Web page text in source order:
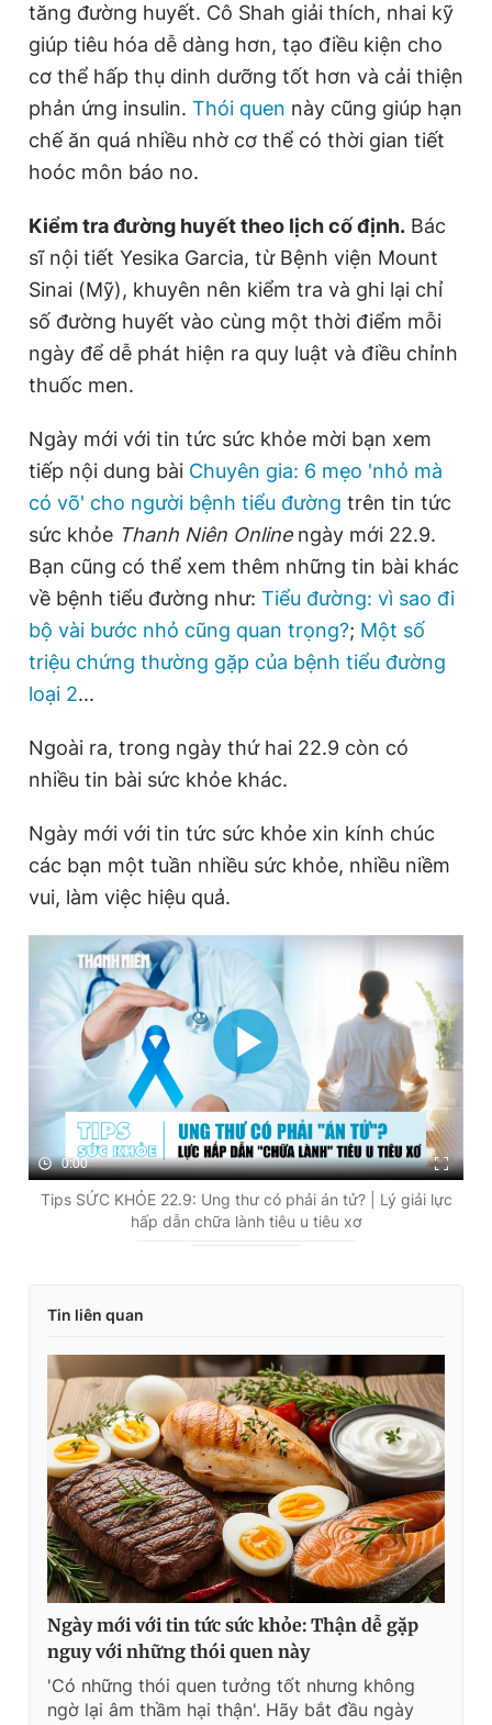
tăng đường huyết. Cô Shah giải thích, nhai kỹ
giúp tiêu hóa dễ dàng hơn, tạo điều kiện cho
cơ thể hấp thụ dinh dưỡng tốt hơn và cải thiện
phản ứng insulin. Thói quen này cũng giúp hạn
chế ăn quá nhiều nhờ cơ thể có thời gian tiết
hoóc môn báo no.
Kiểm tra đường huyết theo lịch cố định. Bác
sĩ nội tiết Yesika Garcia, từ Bệnh viện Mount
Sinai (Mỹ), khuyên nên kiểm tra và ghi lại chỉ
số đường huyết vào cùng một thời điểm mỗi
ngày để dễ phát hiện ra quy luật và điều chỉnh
thuốc men.
Ngày mới với tin tức sức khỏe mời bạn xem
tiếp nội dung bài Chuyên gia: 6 mẹo 'nhỏ mà
có võ' cho người bệnh tiểu đường trên tin tức
sức khỏe Thanh Niên Onlinengày mới 22.9.
Bạn cũng có thể xem thêm những tin bài khác
về bệnh tiểu đường như: Tiểu đường: vì sao đi
bộ vài bước nhỏ cũng quan trọng?; Một số
triệu chứng thường gặp của bệnh tiểu đường
loại 2...
Ngoài ra, trong ngày thứ hai 22.9 còn có
nhiều tin bài sức khỏe khác.
Ngày mới với tin tức sức khỏe xin kính chúc
các bạn một tuần nhiều sức khỏe, nhiều niềm
vui, làm việc hiệu quả.
0:00
Tips SỨC KHỎE 22.9: Ung thư có phải án tử? | Lý giải lực
hấp dẫn chữa lành tiêu u tiêu xơ
Tin liên quan
Ngày mới với tin tức sức khỏe: Thận dễ gặp
nguy với những thói quen này
'Có những thói quen tưởng tốt nhưng không
ngờ lại âm thầm hại thận'. Hãy bắt đầu ngày